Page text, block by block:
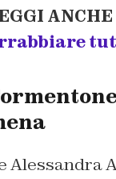
ANCHE
Alessandra